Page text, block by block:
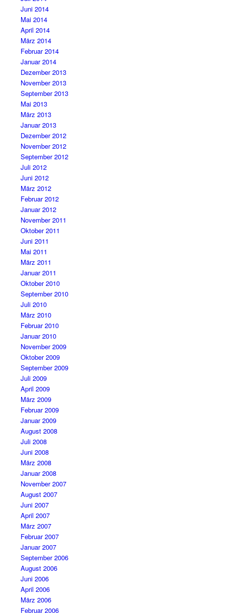
Juni 2014
Mai 2014
April 2014
März 2014
Februar 2014
Januar 2014
Dezember 2013
November 2013
September 2013
Mai 2013
März 2013
Januar 2013
Dezember 2012
November 2012
September 2012
Juli 2012
Juni 2012
März 2012
Februar 2012
Januar 2012
November 2011
Oktober 2011
Juni 2011
Mai 2011
März 2011
Januar 2011
Oktober 2010
September 2010
Juli 2010
März 2010
Februar 2010
Januar 2010
November 2009
Oktober 2009
September 2009
Juli 2009
April 2009
März 2009
Februar 2009
Januar 2009
August 2008
Juli 2008
Juni 2008
März 2008
Januar 2008
November 2007
August 2007
Juni 2007
April 2007
März 2007
Februar 2007
Januar 2007
September 2006
August 2006
Juni 2006
April 2006
März 2006
Februar 2006